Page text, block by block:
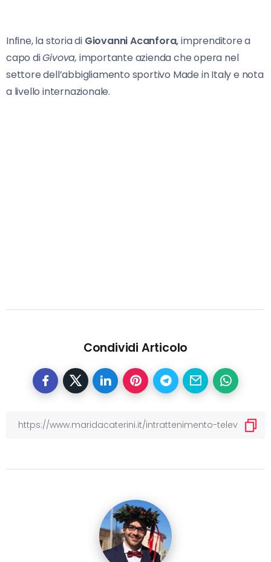
Infine, la storia di Giovanni Acanfora,imprenditore a
capo diGivova, importante azienda che opera nel
settore dell’abbigliamento sportivo Made in Italy e nota
a livello internazionale.
Condividi Articolo